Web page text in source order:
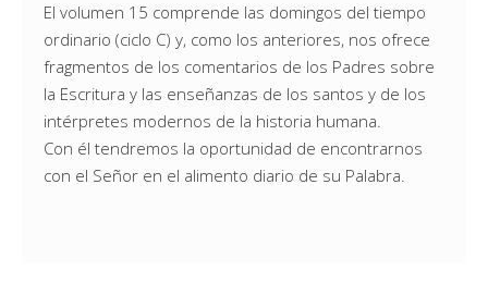
El volumen 15 comprende las domingos del tiempo
ordinario (ciclo C) y, como los anteriores, nos ofrece
fragmentos de los comentarios de los Padres sobre
la Escritura y las enseñanzas de los santos y de los
intérpretes modernos de la historia humana.
Con él tendremos la oportunidad de encontrarnos
con el Señor en el alimento diario de su Palabra.